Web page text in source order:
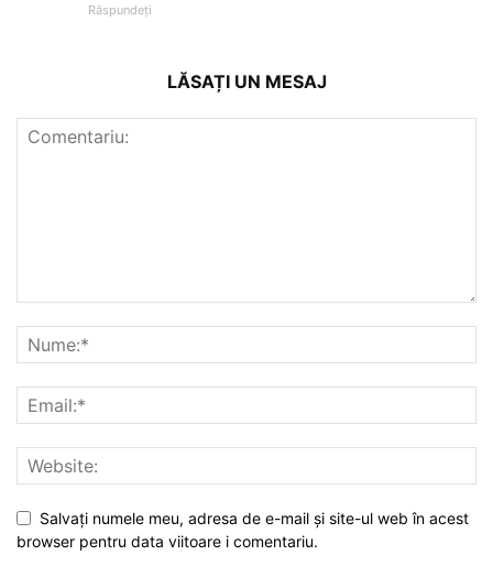
Răspundeți
LĂSAȚI UN MESAJ
Salvați numele meu, adresa de e-mail și site-ul web în acest
browser pentru data viitoare i comentariu.